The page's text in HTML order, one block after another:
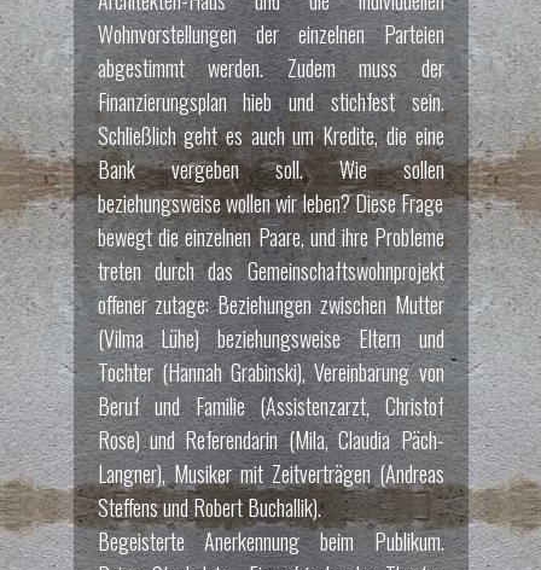
Wohnvorstellungen der einzelnen Parteien
abgestimmt werden. Zudem muss der
Finanzierungsplan hieb und stichfest sein.
Schließlich geht es auch um Kredite, die eine
Bank vergeben soll. Wie sollen
beziehungsweise wollen wir leben? Diese Frage
bewegt die einzelnen Paare, und ihre Probleme
treten durch das Gemeinschaftswohnprojekt
offener zutage: Beziehungen zwischen Mutter
(Vilma Lühe) beziehungsweise Eltern und
Tochter (Hannah Grabinski), Vereinbarung von
Beruf und Familie (Assistenzarzt, Christof
Rose) und Referendarin (Mila, Claudia Päch-
Langner), Musiker mit Zeitverträgen (Andreas
Steffens und Robert Buchallik).
Begeisterte Anerkennung beim Publikum.